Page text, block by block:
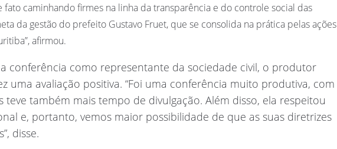
caminhando firmes na linha da transparência e do controle social das
da gestão do prefeito Gustavo Fruet, que se consolida na prática pelas ações
afirmou.
conferência como representante da sociedade civil, o produtor
uma avaliação positiva. “Foi uma conferência muito produtiva, com
também mais tempo de divulgação. Além disso, ela respeitou
e, portanto, vemos maior possibilidade de que as suas diretrizes
disse.